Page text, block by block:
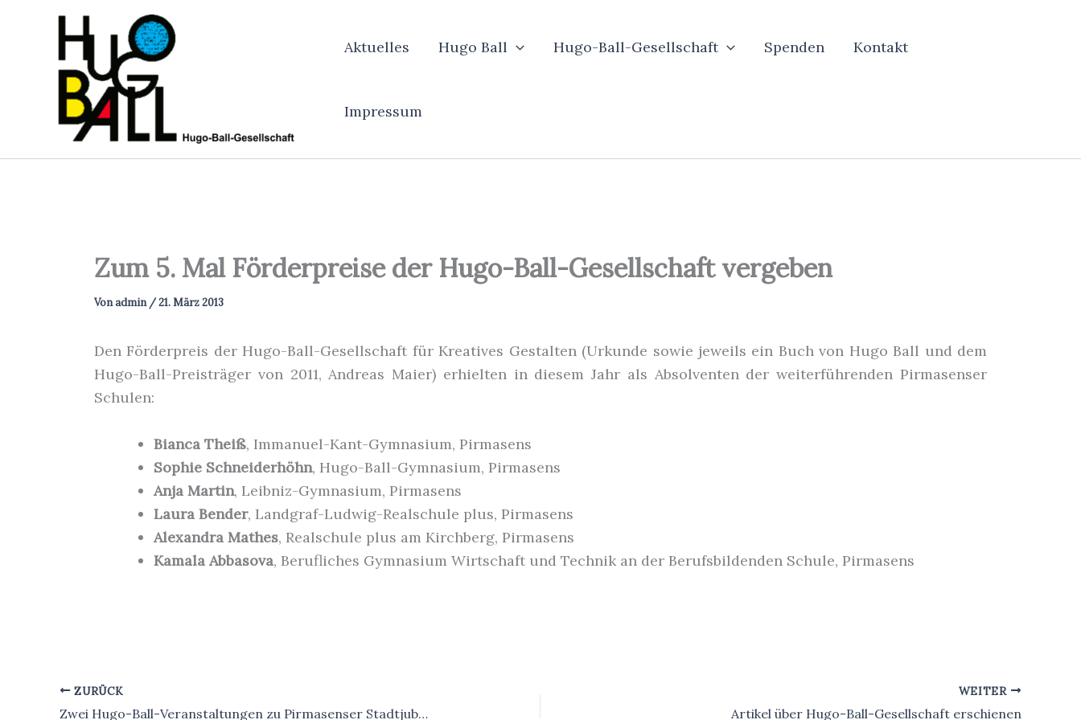
springen
Aktuelles Hugo Ball Hugo-Ball-Gesellschaft Spenden Kontakt
Impressum
Zum 5. Mal Förderpreise der Hugo-Ball-Gesellschaft vergeben
Vonadmin /21. März 2013
Den Förderpreis der Hugo-Ball-Gesellschaft für Kreatives Gestalten (Urkunde sowie jeweils ein Buch von Hugo Ball und dem
Hugo-Ball-Preisträger von 2011, Andreas Maier) erhielten in diesem Jahr als Absolventen der weiterführenden Pirmasenser
Schulen:
Bianca Theiß, Immanuel-Kant-Gymnasium, Pirmasens
Sophie Schneiderhöhn, Hugo-Ball-Gymnasium, Pirmasens
Anja Martin, Leibniz-Gymnasium, Pirmasens
Laura Bender, Landgraf-Ludwig-Realschule plus, Pirmasens
Alexandra Mathes, Realschule plus am Kirchberg, Pirmasens
Kamala Abbasova, Berufliches Gymnasium Wirtschaft und Technik an der Berufsbildenden Schule, Pirmasens
ZURÜCK
Zwei Hugo-Ball-Veranstaltungen zu Pirmasenser Stadtjubiläum
WEITER
Artikel über Hugo-Ball-Gesellschaft erschienen